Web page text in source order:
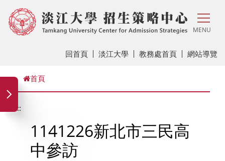
MENU
回首頁 淡江大學 教務處首頁 網站導覽
首頁
:::
1141226新北市三民高
中參訪